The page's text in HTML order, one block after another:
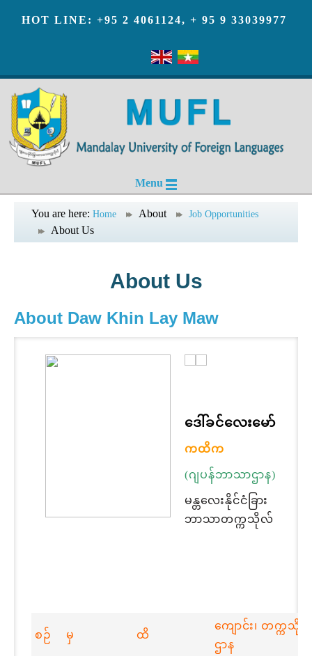
HOT LINE: +95 2 4061124, + 95 9 33039977
Menu
You are here: Home About Job Opportunities
About Us
About Us
About Daw Khin Lay Maw
ဒေါ်ခင်လေးမော်
ကထိက
(ဂျပန်ဘာသာဌာန)
မန္တလေးနိုင်ငံခြား
ဘာသာတက္ကသိုလ်
စဉ် မှ ထိ
ကျောင်း၊ တက္က
ဌာန